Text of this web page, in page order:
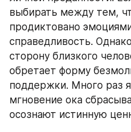
выбирать между тем,
продиктовано
справедливость.
сторону близкого
обретает форму
поддержки. Много раз
мгновение ока
осознают истинную